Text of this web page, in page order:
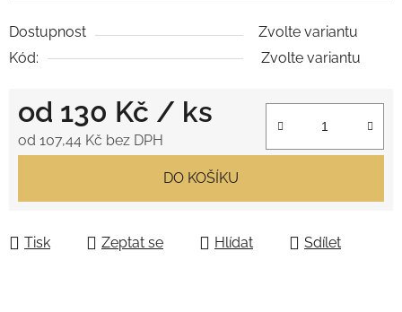
Dostupnost
Zvolte variantu
Kód:
Zvolte variantu
od 130 Kč / ks
od 107,44 Kč bez DPH
DO KOŠÍKU
Tisk Zeptat se Hlídat Sdílet